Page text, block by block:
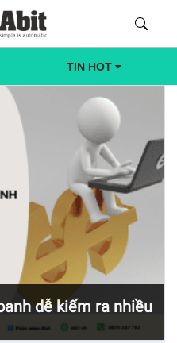
TIN HOT
dễ kiếm ra nhiều